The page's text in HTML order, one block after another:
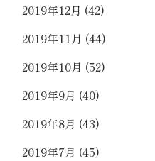
2019年12月 (42)
2019年11月 (44)
2019年10月 (52)
2019年9月 (40)
2019年8月 (43)
2019年7月 (45)